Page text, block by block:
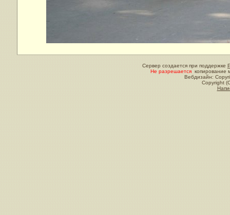
Сервер создается при поддержке
Не разрешается копирование
Вебдизайн:
Copyright